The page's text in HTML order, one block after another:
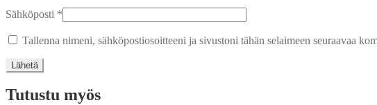
Sähköposti *
Tallenna nimeni, sähköpostiosoitteeni ja sivustoni tähän selaimeen seuraavaa
Tutustu myös